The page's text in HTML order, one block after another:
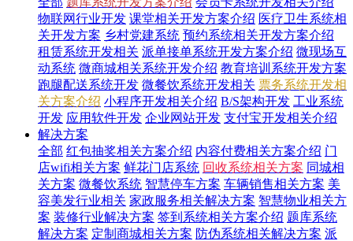
物联网行业开发 课堂相关开发方案介绍 医疗卫生系统相
关开发方案 乡村党建系统 预约系统相关开发方案介绍
租赁系统开发相关 派单接单系统开发方案介绍 微现场互
动系统 微商城相关系统开发介绍 教育培训系统开发方案
跑腿配送系统开发 微餐饮系统开发相关 票务系统开发相
关方案介绍 小程序开发相关介绍 B/S架构开发 工业系统
开发 应用软件开发 企业网站开发 支付宝开发相关介绍
解决方案
全部 红包抽奖相关方案介绍 内容付费相关方案介绍 门
店wifi相关方案 鲜花门店系统 回收系统相关方案 同城相
关方案 微餐饮系统 智慧停车方案 车辆销售相关方案 美
容美发行业相关 家政服务相关解决方案 智慧物业相关方
案 装修行业解决方案 签到系统相关方案介绍 题库系统
解决方案 定制商城相关方案 防伪系统相关解决方案 派